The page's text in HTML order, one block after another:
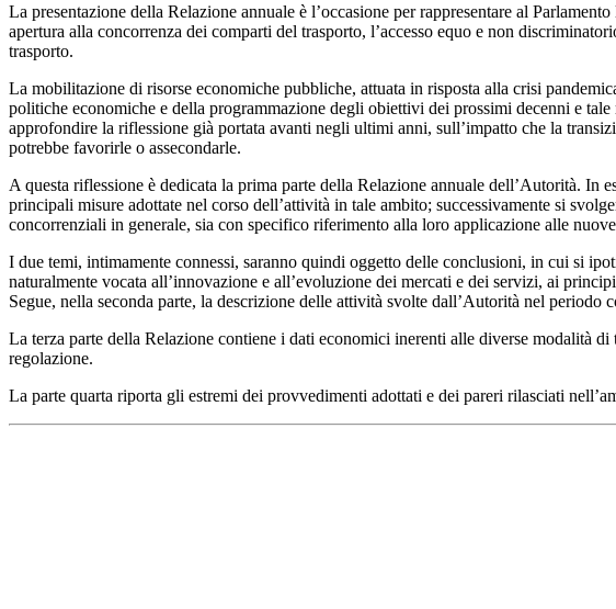
La presentazione della Relazione annuale è l’occasione per rappresentare al
apertura alla concorrenza dei comparti del trasporto, l’accesso equo e non
trasporto.
La mobilitazione di risorse economiche pubbliche, attuata in risposta alla crisi
politiche economiche e della programmazione degli obiettivi dei prossimi decenni e
approfondire la riflessione già portata avanti negli ultimi anni, sull’impatto che la
potrebbe favorirle o assecondarle.
A questa riflessione è dedicata la prima parte della Relazione annuale dell’Autorità.
principali misure adottate nel corso dell’attività in tale ambito; successivamente si
concorrenziali in generale, sia con specifico riferimento alla loro applicazione alle
I due temi, intimamente connessi, saranno quindi oggetto delle conclusioni, in cui si
naturalmente vocata all’innovazione e all’evoluzione dei mercati e dei servizi, ai
Segue, nella seconda parte, la descrizione delle attività svolte dall’Autorità nel periodo
La terza parte della Relazione contiene i dati economici inerenti alle diverse modalità
regolazione.
La parte quarta riporta gli estremi dei provvedimenti adottati e dei pareri rilasciati